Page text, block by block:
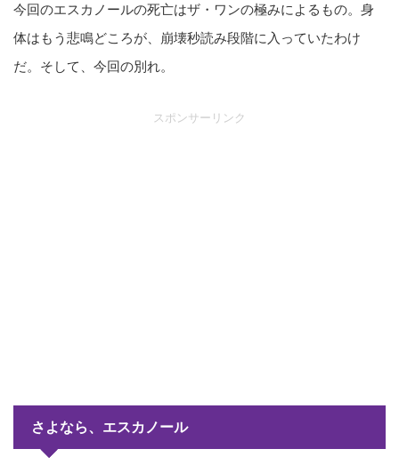
今回のエスカノールの死亡はザ・ワンの極みによるもの。身
体はもう悲鳴どころが、崩壊秒読み段階に入っていたわけ
だ。そして、今回の別れ。
スポンサーリンク
さよなら、エスカノール